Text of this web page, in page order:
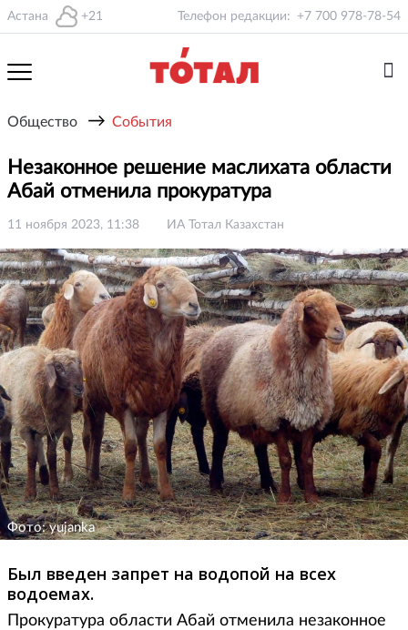
Астана +21 Телефон редакции: +7 700 978-78-54
Общество → События
Незаконное решение маслихата области
Абай отменила прокуратура
11 ноября 2023, 11:38 ИА Тотал Казахстан
Фото: yujanka
Был введен запрет на водопой на всех
водоемах.
Прокуратура области Абай отменила незаконное